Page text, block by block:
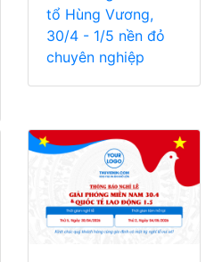
tổ Hùng Vương,
30/4 - 1/5 nền đỏ
chuyên nghiệp